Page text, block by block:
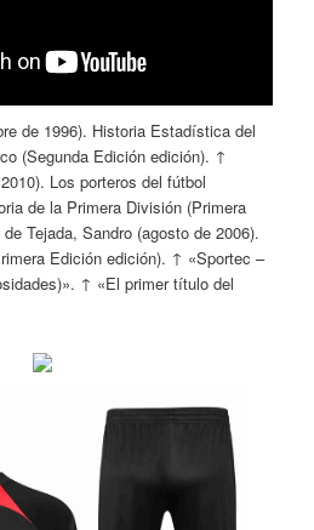
de 1996). Historia Estadística del
(Segunda Edición edición). ↑
Los porteros del fútbol
de la Primera División (Primera
Tejada, Sandro (agosto de 2006).
Edición edición). ↑ «Sportec –
↑ «El primer título del